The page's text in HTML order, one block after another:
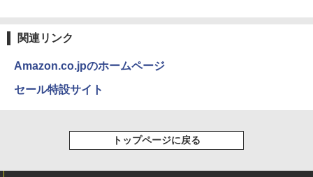
￥14,300
富士通 LIFEBOOK U748 高性能第7世代
Core i5-7300U カメラ内蔵 メモリ最大16
WIFI Bluetooth 中古ノートパソコン Off
[VETESA正規販売店]デスクトップパソ
コン PC 一体型 新品 Windows11 27型 C
SSD512GB 初期設定済 ホワイト ブラッ
3
￥-
￥250
￥250
ットル (Smart Basic)
強炭酸水 ペットボトル 500ミリリットル (Sm
art Basic)
￥832
￥594
関連リンク
Amazon.co.jpのホームページ
セール特設サイト
トップページに戻る